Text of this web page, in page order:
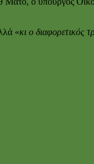
«κι ο διαφορετικός